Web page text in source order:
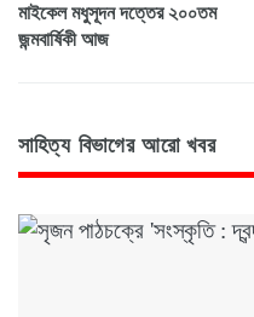
মাইকেল মধুসূদন দত্তের ২০০তম
জন্মবার্ষিকী আজ
সাহিত্য বিভাগের আরো খবর